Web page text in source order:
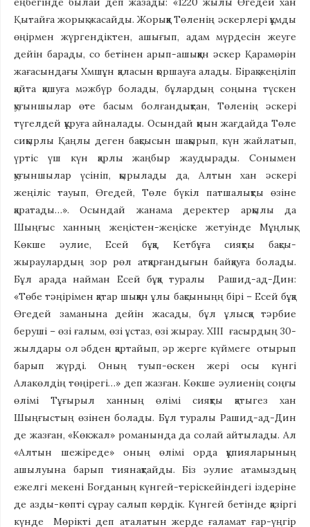
Қытайға жорық жасайды. Жорыққа Төленің әскерлері құмды
өңірмен жүргендіктен, ашығып, адам мүрдесін жеуге
дейін барады, со бетінен арып-ашыққан әскер Қарамөрін
жағасындағы Хмшұн қаласын қоршауға алады. Бірақ жеңіліп
қайта қашуға мәжбүр болады, бұлардың соңына түскен
қуғыншылар өте басым болғандықтан, Төленің әскері
түгелдей құруға айналады. Осындай қиын жағдайда Төле
сиқырлы Қаңлы деген бақсысын шақырып, күн жайлатып,
үртіс үш күн қарлы жаңбыр жаудырады. Сонымен
қуғыншылар үсініп, қырылады да, Алтын хан әскері
жеңіліс тауып, Өгедей, Төле бүкіл патшалықты өзіне
қаратады…». Осындай жанама деректер арқылы да
Шыңғыс ханның жеңістен-жеңіске жетуінде Мұңлық,
Көкше әулие, Есей бұқа, Кетбұға сияқты бақсы-
жыраулардың зор рөл атқарғандығын байқауға болады.
Бұл арада найман Есей бұқа туралы Рашид-ад-Дин:
«Төбе тәңірімен қатар шыққан ұлы бақсыныңң бірі – Есей бұқа
Өгедей заманына дейін жасады, бұл ұлысқа тәрбие
беруші – өзі ғалым, өзі ұстаз, өзі жырау. XIII ғасырдың 30-
жылдары ол әбден қартайып, әр жерге күймеге отырып
барып жүрді. Оның туып-өскен жері осы күнгі
Алакөлдің төңірегі…» деп жазған. Көкше әулиенің соңғы
өлімі Тұғырыл ханның өлімі сияқты қатыгез хан
Шыңғыстың өзінен болады. Бұл туралы Рашид-ад-Дин
де жазған, «Көкжал» романында да солай айтылады. Ал
«Алтын шежіреде» оның өлімі орда құпияларының
ашылуына барып тиянақтайды. Біз әулие атамыздың
ежелгі мекені Боғданың күнгей-теріскейіндегі іздеріне
де азды-көпті сұрау салып көрдік. Күнгей бетінде қазіргі
күнде Мөрікті деп аталатын жерде ғаламат ғар-үңгір